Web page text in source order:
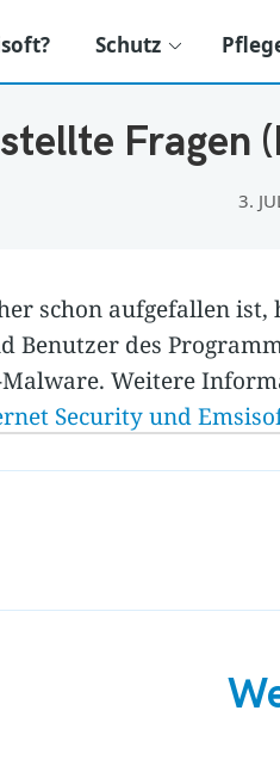
Schutz
Fragen
3.
schon aufgefallen
Benutzer des
Weitere
Security und